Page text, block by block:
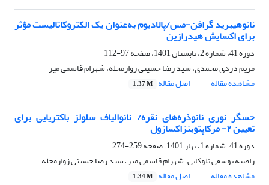
نانوهیبرید گرافن-مس/پالادیوم به‌عنوان یک الکتروکاتالیست مؤثر
برای اکسایش هیدرازین
دوره 41، شماره 2، تابستان 1401، صفحه
97-112
مریم دردی محمدی، سید رضا حسینی زوارمحله، شهرام قاسمی میر
مشاهده مقاله
اصل مقاله 1.37 M
حسگر نوری نانوذره‌های نقره/ نانوالیاف سلولز باکتریایی برای
تعیین ۲- مرکاپتوبنزاکسازول
دوره 41، شماره 1، بهار 1401، صفحه
259-274
راضیه یوسفی تلوکایی، شهرام قاسمی میر، سید رضا حسینی زوارمحله
مشاهده مقاله
اصل مقاله 1.34 M